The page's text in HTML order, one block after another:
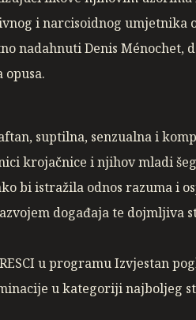
i narcisoidnog umjetnika
nadahnuti Denis Ménochet,
opusa.
suptilna, senzualna i
krojačnice i njihov mladi
bi istražila odnos razuma i
događaja te dojmljiva
u programu Izvjestan
u kategoriji najboljeg